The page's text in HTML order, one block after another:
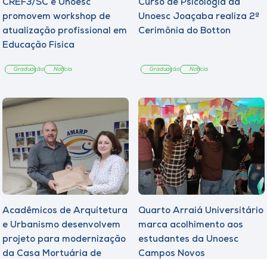
CREF3/SC e Unoesc
promovem workshop de
atualização profissional em
Educação Física
Graduação Notícia
Curso de Psicologia da
Unoesc Joaçaba realiza 2ª
Cerimônia do Botton
Graduação Notícia
Acadêmicos de Arquitetura
e Urbanismo desenvolvem
projeto para modernização
da Casa Mortuária de
Quarto Arraiá Universitário
marca acolhimento aos
estudantes da Unoesc
Campos Novos